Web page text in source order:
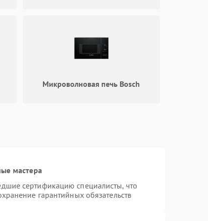
Подробнее →
Микроволновая печь Bosch
мастера
сертификацию специалисты, что
гарантийных обязательств